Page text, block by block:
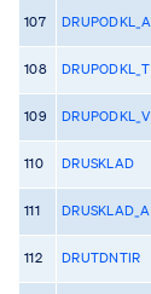
107 DRUPODKL_A
108 DRUPODKL_T
109 DRUPODKL_V
110 DRUSKLAD
111 DRUSKLAD_A
112 DRUTDNTIR